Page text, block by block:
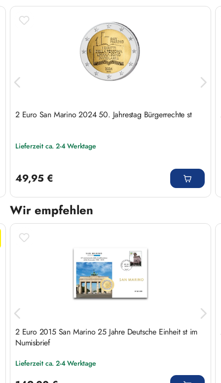
2 Euro San Marino 2024 50. Jahrestag Bürgerrechte st
Lieferzeit ca. 2-4 Werktage
49,95 €
Wir empfehlen
Produktgalerie überspringen
2 Euro 2015 San Marino 25 Jahre Deutsche Einheit st im
Numisbrief
Lieferzeit ca. 2-4 Werktage